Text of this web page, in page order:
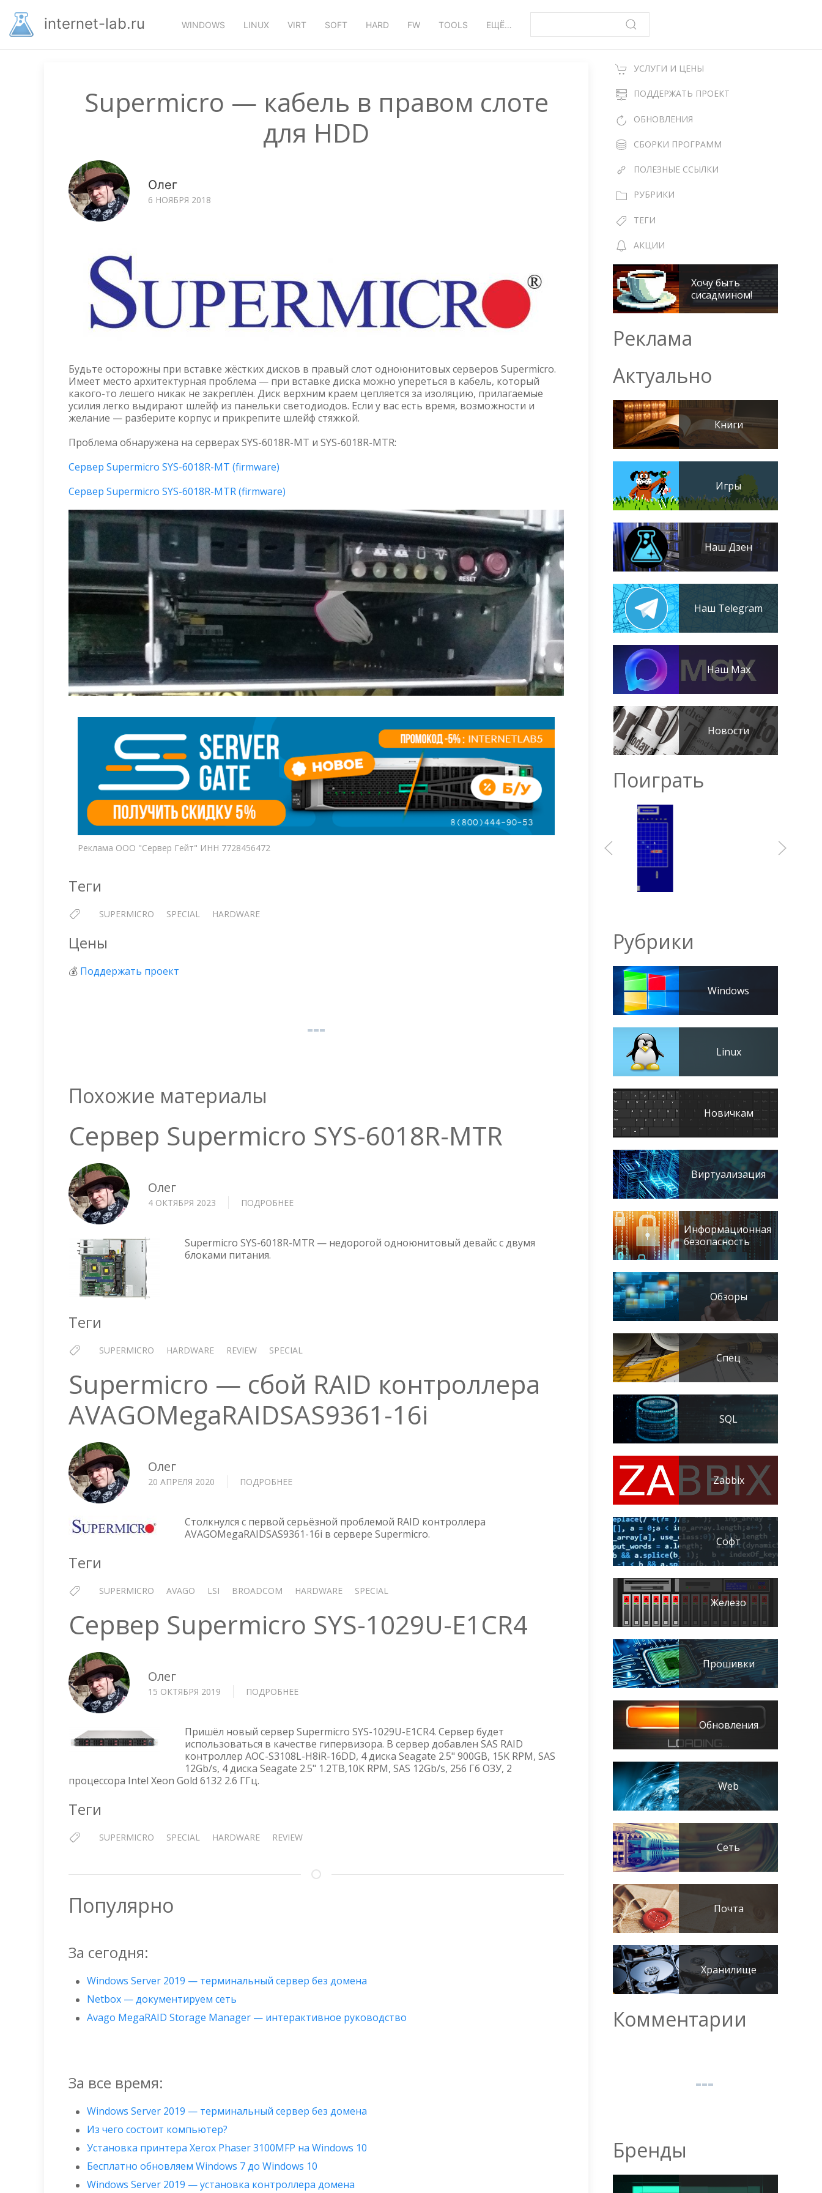
основномуinternet-lab.ru WINDOWS LINUX VIRT SOFT HARD FW TOOLS ЕЩЁ…
Supermicro — кабель в правом слоте
для HDD
Олег
6 НОЯБРЯ 2018
Будьте осторожны при вставке жёстких дисков в правый слот одноюнитовых серверов Supermicro.
Имеет место архитектурная проблема — при вставке диска можно упереться в кабель, который
какого-то лешего никак не закреплён. Диск верхним краем цепляется за изоляцию, прилагаемые
усилия легко выдирают шлейф из панельки светодиодов. Если у вас есть время, возможности и
желание — разберите корпус и прикрепите шлейф стяжкой.
Проблема обнаружена на серверах SYS-6018R-MT и SYS-6018R-MTR:
Сервер Supermicro SYS-6018R-MT (firmware)
Сервер Supermicro SYS-6018R-MTR (firmware)
Реклама ООО "Сервер Гейт" ИНН 7728456472
Теги
SUPERMICRO SPECIAL HARDWARE
Цены
💰 Поддержать проект
Похожие материалы
Сервер Supermicro SYS-6018R-MTR
Олег
4 ОКТЯБРЯ 2023 ПОДРОБНЕЕ
SYS-
Supermicro SYS-6018R-MTR — недорогой одноюнитовый девайс с двумя
блоками питания.
Теги
SUPERMICRO HARDWARE REVIEW SPECIAL
Supermicro — сбой RAID контроллера
AVAGOMegaRAIDSAS9361-16i
Олег
20 АПРЕЛЯ 2020 ПОДРОБНЕЕ
СБОЙ
RAID
Столкнулся с первой серьёзной проблемой RAID контроллера
AVAGOMegaRAIDSAS9361-16i в сервере Supermicro.
Теги
SUPERMICRO AVAGO LSI BROADCOM HARDWARE SPECIAL
Сервер Supermicro SYS-1029U-E1CR4
Олег
15 ОКТЯБРЯ 2019 ПОДРОБНЕЕ
SYS-
1029U-
E1CR4
Пришёл новый сервер Supermicro SYS-1029U-E1CR4. Сервер будет
использоваться в качестве гипервизора. В сервер добавлен SAS RAID
контроллер AOC-S3108L-H8iR-16DD, 4 диска Seagate 2.5" 900GB, 15K RPM, SAS
12Gb/s, 4 диска Seagate 2.5" 1.2TB,10K RPM, SAS 12Gb/s, 256 Гб ОЗУ, 2
процессора Intel Xeon Gold 6132 2.6 ГГц.
Теги
SUPERMICRO SPECIAL HARDWARE REVIEW
Популярно
За сегодня:
Windows Server 2019 — терминальный сервер без домена
Netbox — документируем сеть
Avago MegaRAID Storage Manager — интерактивное руководство
За все время:
Windows Server 2019 — терминальный сервер без домена
Из чего состоит компьютер?
Установка принтера Xerox Phaser 3100MFP на Windows 10
Бесплатно обновляем Windows 7 до Windows 10
Windows Server 2019 — установка контроллера домена
УСЛУГИ И ЦЕНЫ
ПОДДЕРЖАТЬ ПРОЕКТ
ОБНОВЛЕНИЯ
СБОРКИ ПРОГРАММ
ПОЛЕЗНЫЕ ССЫЛКИ
РУБРИКИ
ТЕГИ
АКЦИИ
Хочу быть
сисадмином!
Реклама
Актуально
Книги
Игры
Наш Дзен
Наш Telegram
Наш Max
Новости
Поиграть
Рубрики
Windows
Linux
Новичкам
Виртуализация
Информационная
безопасность
Обзоры
Спец
SQL
Zabbix
Софт
Железо
Прошивки
Обновления
Web
Сеть
Почта
Хранилище
Комментарии
Бренды